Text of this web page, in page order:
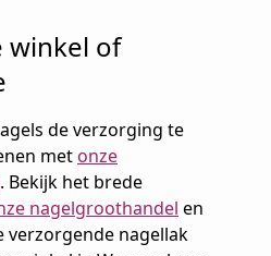
winkel of
de verzorging te
met onze
. Bekijk het brede
nagelgroothandel en
verzorgende nagellak